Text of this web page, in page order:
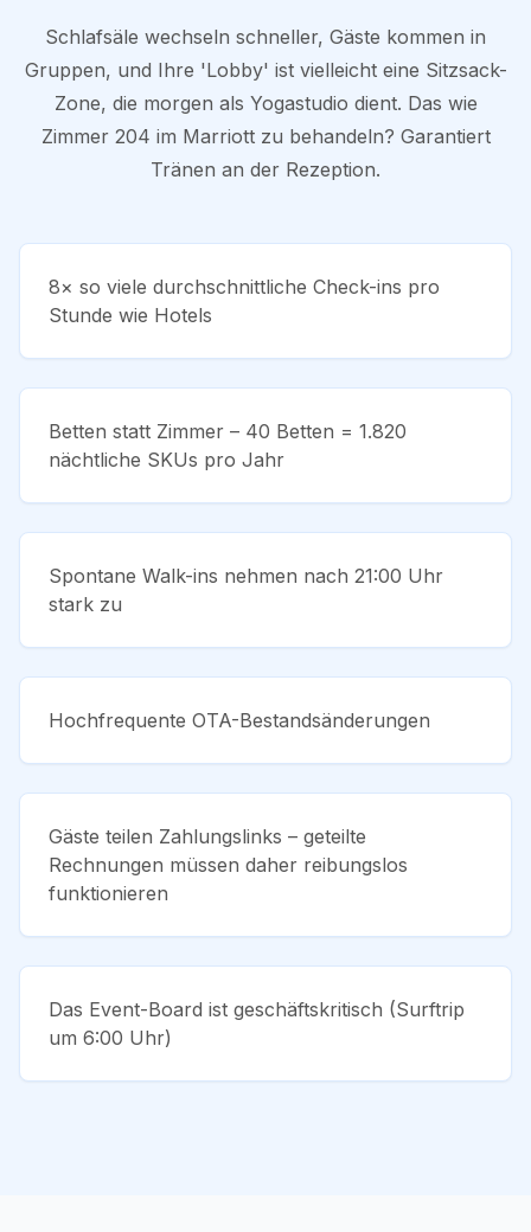
Schlafsäle wechseln schneller, Gäste kommen in
Gruppen, und Ihre 'Lobby' ist vielleicht eine Sitzsack-
Zone, die morgen als Yogastudio dient. Das wie
Zimmer 204 im Marriott zu behandeln? Garantiert
Tränen an der Rezeption.
8× so viele durchschnittliche Check-ins pro
Stunde wie Hotels
Betten statt Zimmer – 40 Betten = 1.820
nächtliche SKUs pro Jahr
Spontane Walk-ins nehmen nach 21:00 Uhr
stark zu
Hochfrequente OTA-Bestandsänderungen
Gäste teilen Zahlungslinks – geteilte
Rechnungen müssen daher reibungslos
funktionieren
Das Event-Board ist geschäftskritisch (Surftrip
um 6:00 Uhr)